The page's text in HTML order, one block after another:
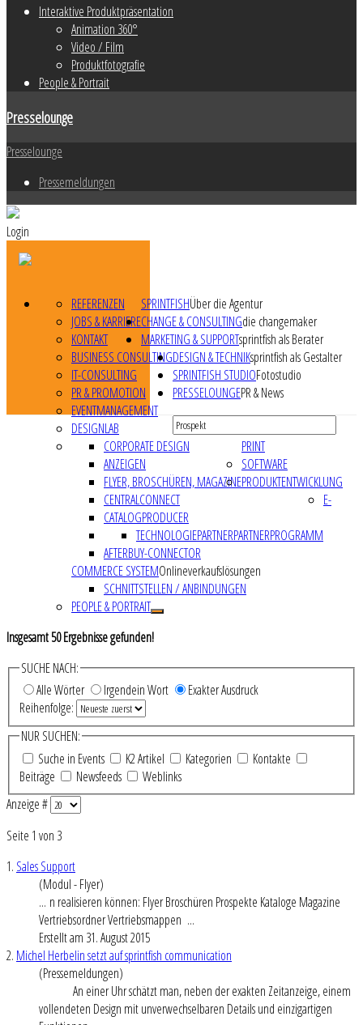
Interaktive Produktpräsentation
Animation 360°
Video / Film
Produktfotografie
People & Portrait
Presselounge
Presselounge
Pressemeldungen
Login
SPRINTFISHÜber die Agentur
REFERENZEN
JOBS & KARRIERE
KONTAKT
CHANGE & CONSULTINGdie changemaker
MARKETING & SUPPORTsprintfish als Berater
BUSINESS CONSULTING
IT-CONSULTING
PR & PROMOTION
EVENTMANAGEMENT
DESIGNLAB
DESIGN & TECHNIKsprintfish als Gestalter
PRINT
CORPORATE DESIGN
ANZEIGEN
FLYER, BROSCHÜREN, MAGAZINE
SOFTWARE
CENTRALCONNECT
CATALOGPRODUCER
PARTNERPROGRAMM
TECHNOLOGIEPARTNER
AFTERBUY-CONNECTOR
PRODUKTENTWICKLUNG
E-
COMMERCE SYSTEMOnlineverkaufslösungen
SCHNITTSTELLEN / ANBINDUNGEN
SPRINTFISH STUDIOFotostudio
PEOPLE & PORTRAIT
PRESSELOUNGEPR & News
Insgesamt50Ergebnisse gefunden!
SUCHE NACH:
Alle Wörter
Irgendein Wort
Exakter Ausdruck
Reihenfolge:
NUR SUCHEN:
Suche in Events
K2 Artikel Kategorien
Kontakte
Beiträge
Newsfeeds
Weblinks
Anzeige #
Seite 1 von 3
1. Sales Support
(Modul - Flyer)
... n realisieren können: Flyer Broschüren Prospekte Kataloge Magazine
Vertriebsordner Vertriebsmappen ...
Erstellt am 31. August 2015
2. Michel Herbelin setzt auf sprintfish communication
(Pressemeldungen)
An einer Uhr schätzt man, neben der exakten Zeitanzeige, einem
vollendeten Design mit unverwechselbaren Details und einzigartigen